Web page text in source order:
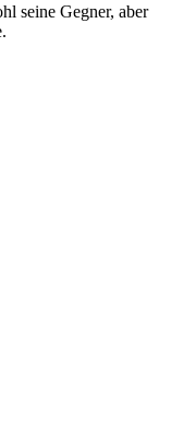
seine Gegner, aber